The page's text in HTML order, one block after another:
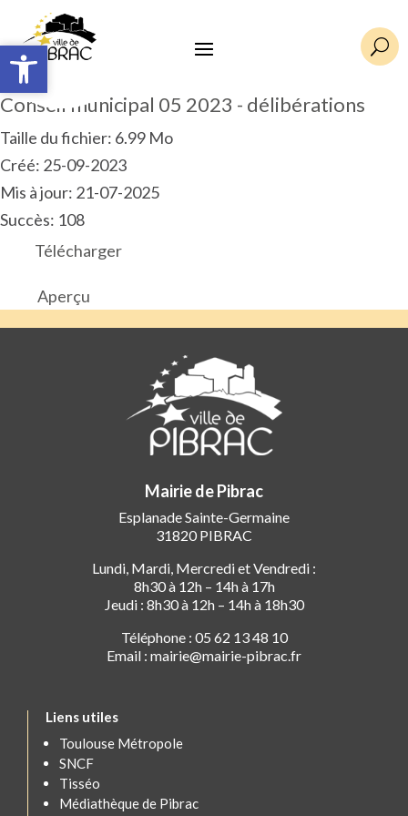
Ouvrir la barre d’outils U
Conseil municipal 05 2023 - délibérations
Taille du fichier: 6.99 Mo
Créé: 25-09-2023
Mis à jour: 21-07-2025
Succès: 108
Télécharger
Aperçu
Mairie de Pibrac
Esplanade Sainte-Germaine
31820 PIBRAC
Lundi, Mardi, Mercredi et Vendredi :
8h30 à 12h – 14h à 17h
Jeudi : 8h30 à 12h – 14h à 18h30
Téléphone : 05 62 13 48 10
Email : mairie@mairie-pibrac.fr
Liens utiles
Toulouse Métropole
SNCF
Tisséo
Médiathèque de Pibrac
Ouvrir la barre d’outils